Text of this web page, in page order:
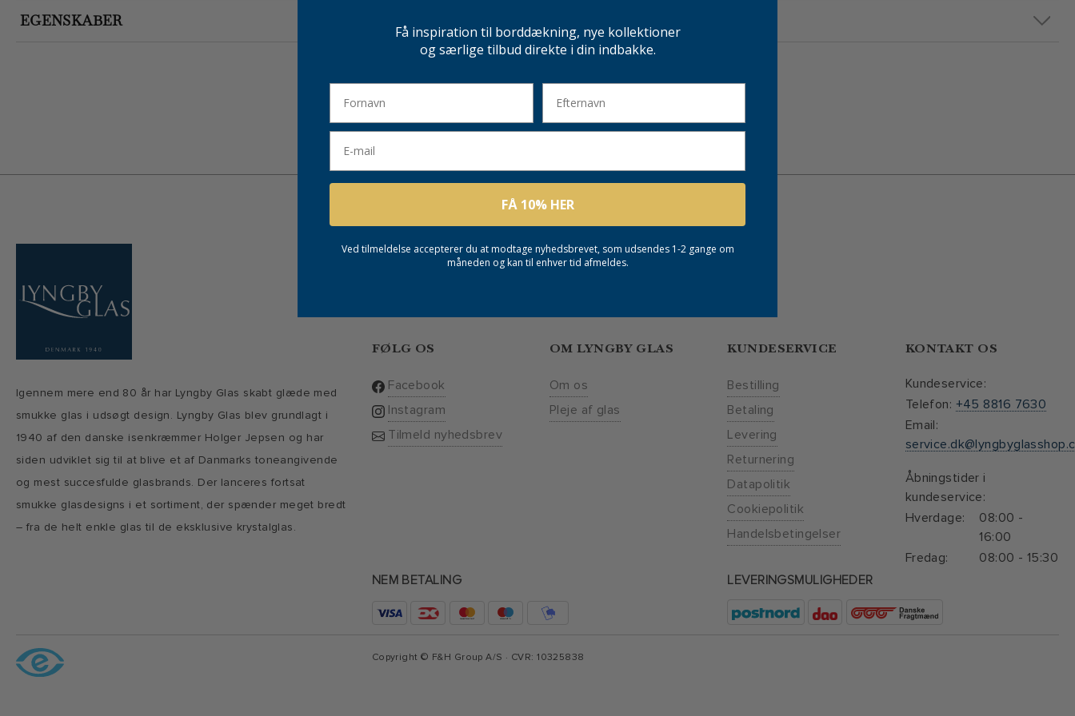
EGENSKABER
Igennem mere end 80 år har Lyngby Glas skabt glæde med
smukke glas i udsøgt design. Lyngby Glas blev grundlagt i
1940 af den danske isenkræmmer Holger Jepsen og har
siden udviklet sig til at blive et af Danmarks toneangivende
og mest succesfulde glasbrands. Der lanceres fortsat
smukke glasdesigns i et sortiment, der spænder meget bredt
– fra de helt enkle glas til de eksklusive krystalglas.
FØLG OS
Facebook
Instagram
Tilmeld nyhedsbrev
OM LYNGBY GLAS
Om os
Pleje af glas
KUNDESERVICE
Bestilling
Betaling
Levering
Returnering
Datapolitik
Cookiepolitik
Handelsbetingelser
KONTAKT OS
Kundeservice:
Telefon: +45 8816 7630
Email:
Åbningstider i
kundeservice:
Hverdage:
08:00 -
16:00
Fredag:
08:00 - 15:30
NEM BETALING
LEVERINGSMULIGHEDER
Copyright © F&H Group A/S · CVR: 10325838
Få inspiration til borddækning, nye kollektioner
og særlige tilbud direkte i din indbakke.
FÅ 10% HER
Ved tilmeldelse accepterer du at modtage nyhedsbrevet, som udsendes 1-2 gange om
måneden og kan til enhver tid afmeldes.